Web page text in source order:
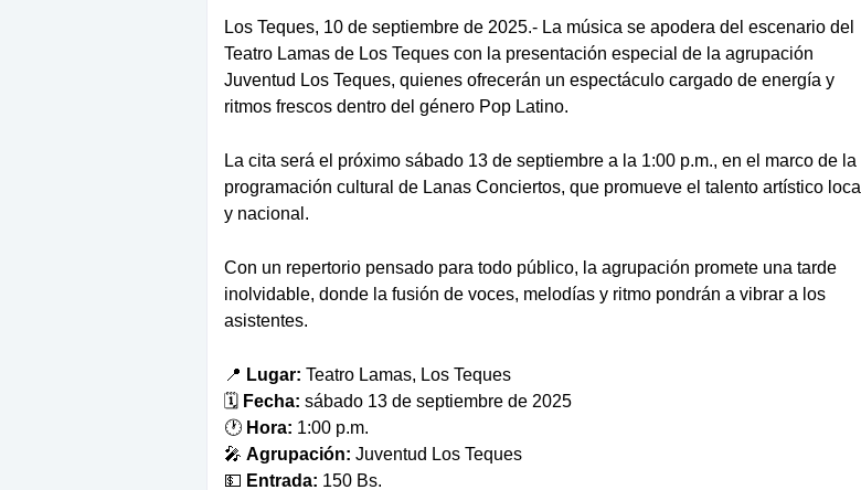
Los Teques, 10 de septiembre de 2025.- La música se apodera del escenario del
Teatro Lamas de Los Teques con la presentación especial de la agrupación
Juventud Los Teques, quienes ofrecerán un espectáculo cargado de energía y
ritmos frescos dentro del género Pop Latino.
La cita será el próximo sábado 13 de septiembre a la 1:00 p.m., en el marco de la
programación cultural de Lanas Conciertos, que promueve el talento artístico local
y nacional.
Con un repertorio pensado para todo público, la agrupación promete una tarde
inolvidable, donde la fusión de voces, melodías y ritmo pondrán a vibrar a los
asistentes.
📍 Lugar: Teatro Lamas, Los Teques
🗓️ Fecha: sábado 13 de septiembre de 2025
🕐 Hora: 1:00 p.m.
🎤 Agrupación: Juventud Los Teques
💵 Entrada: 150 Bs.